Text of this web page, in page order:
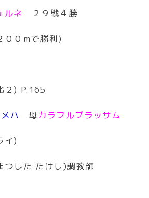
ルネ ２９戦４勝
００mで勝利)
２) P.165
ハ 母カラフルブラッサム
イ)
つした たけし)調教師